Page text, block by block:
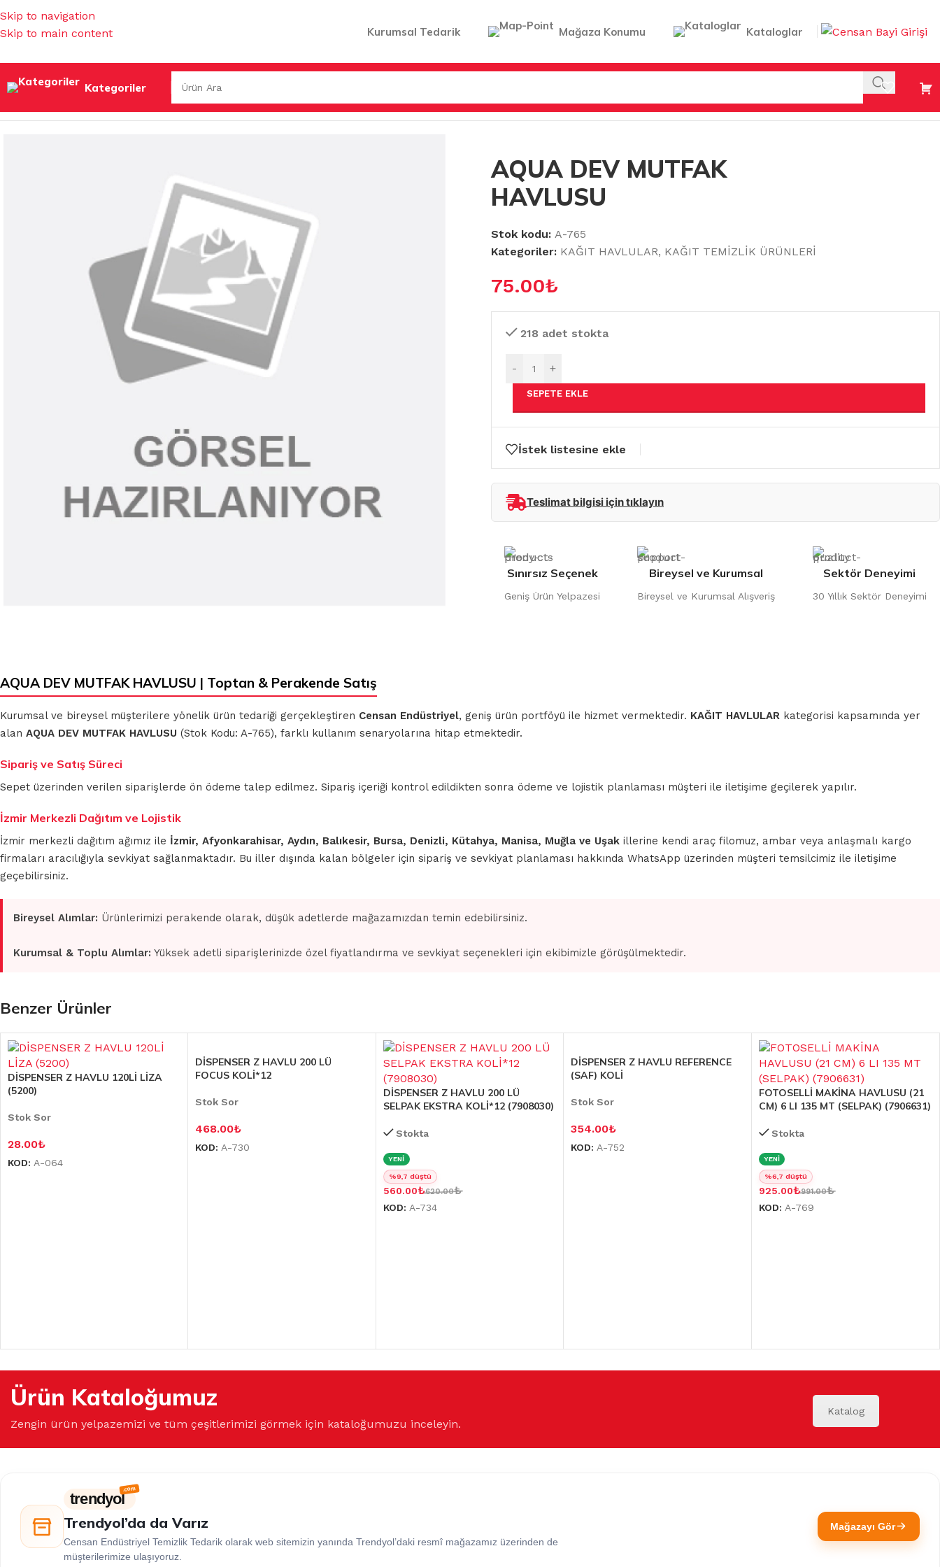
Skip to navigation
Skip to main content
Kurumsal Tedarik Mağaza Konumu Kataloglar
Kategoriler
KAĞIT TEMİZLİK ÜRÜNLERİ/KAĞIT HAVLULAR/AQUA DEV MUTFAK HAVLUSU
AQUA DEV MUTFAK
HAVLUSU
Stok kodu: A-765
Kategoriler: KAĞIT HAVLULAR, KAĞIT TEMİZLİK ÜRÜNLERİ
75.00₺
218 adet stokta
- +
SEPETE EKLE
İstek listesine ekle
Teslimat bilgisi için tıklayın
Sınırsız Seçenek
Geniş Ürün Yelpazesi
Bireysel ve Kurumsal
Bireysel ve Kurumsal Alışveriş
Sektör Deneyimi
30 Yıllık Sektör Deneyimi
AQUA DEV MUTFAK HAVLUSU | Toptan & Perakende Satış
Kurumsal ve bireysel müşterilere yönelik ürün tedariği gerçekleştiren Censan Endüstriyel, geniş ürün portföyü ile hizmet vermektedir. KAĞIT HAVLULAR kategorisi kapsamında yer
alan AQUA DEV MUTFAK HAVLUSU (Stok Kodu: A-765), farklı kullanım senaryolarına hitap etmektedir.
Sipariş ve Satış Süreci
Sepet üzerinden verilen siparişlerde ön ödeme talep edilmez. Sipariş içeriği kontrol edildikten sonra ödeme ve lojistik planlaması müşteri ile iletişime geçilerek yapılır.
İzmir Merkezli Dağıtım ve Lojistik
İzmir merkezli dağıtım ağımız ile İzmir, Afyonkarahisar, Aydın, Balıkesir, Bursa, Denizli, Kütahya, Manisa, Muğla ve Uşak illerine kendi araç filomuz, ambar veya anlaşmalı kargo
firmaları aracılığıyla sevkiyat sağlanmaktadır. Bu iller dışında kalan bölgeler için sipariş ve sevkiyat planlaması hakkında WhatsApp üzerinden müşteri temsilcimiz ile iletişime
geçebilirsiniz.
Bireysel Alımlar: Ürünlerimizi perakende olarak, düşük adetlerde mağazamızdan temin edebilirsiniz.
Kurumsal & Toplu Alımlar: Yüksek adetli siparişlerinizde özel fiyatlandırma ve sevkiyat seçenekleri için ekibimizle görüşülmektedir.
Benzer Ürünler
DİSPENSER Z HAVLU 120Lİ LİZA
(5200)
Stok Sor
28.00₺
KOD: A-064
DİSPENSER Z HAVLU 200 LÜ
FOCUS KOLİ*12
Stok Sor
468.00₺
KOD:A-730
DİSPENSER Z HAVLU 200 LÜ
SELPAK EKSTRA KOLİ*12 (7908030)
Stokta
YENİ
%9,7 düştü
560.00₺620.00₺
KOD: A-734
DİSPENSER Z HAVLU REFERENCE
(SAF) KOLİ
Stok Sor
354.00₺
KOD:A-752
FOTOSELLİ MAKİNA HAVLUSU (21
CM) 6 LI 135 MT (SELPAK) (7906631)
Stokta
YENİ
%6,7 düştü
925.00₺991.00₺
KOD: A-769
Ürün Kataloğumuz
Zengin ürün yelpazemizi ve tüm çeşitlerimizi görmek için kataloğumuzu inceleyin.
Katalog
trendyol
Trendyol’da da Varız
Censan Endüstriyel Temizlik Tedarik olarak web sitemizin yanında Trendyol’daki resmî mağazamız üzerinden de
müşterilerimize ulaşıyoruz.
Mağazayı Gör